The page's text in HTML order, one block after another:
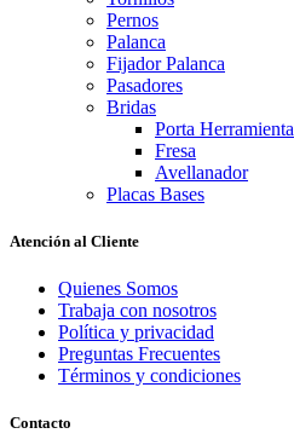
Pernos
Palanca
Fijador Palanca
Pasadores
Bridas
Porta Herramienta
Fresa
Avellanador
Placas Bases
Atención al Cliente
Quienes Somos
Trabaja con nosotros
Política y privacidad
Preguntas Frecuentes
Términos y condiciones
Contacto